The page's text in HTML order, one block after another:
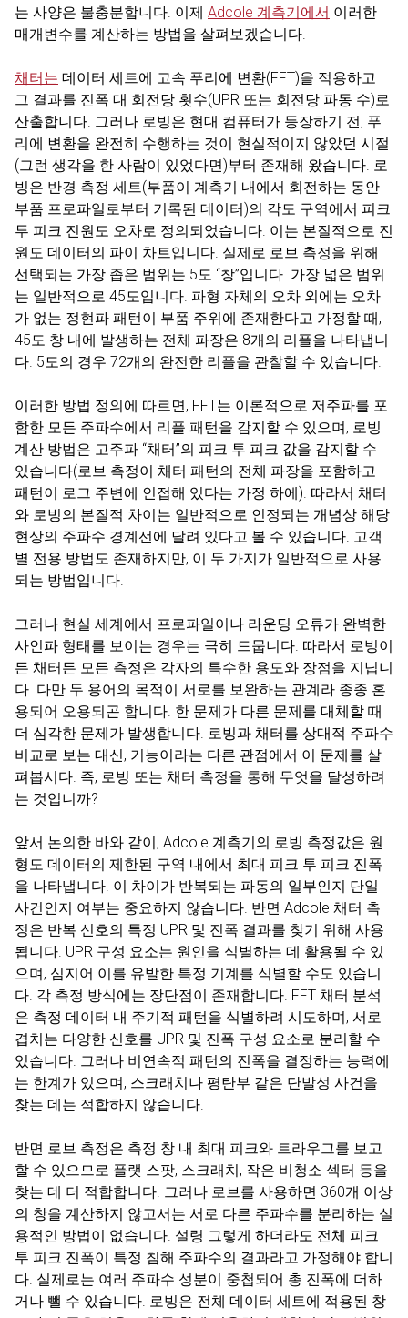
는 사양은 불충분합니다. 이제 Adcole 계측기에서 이러한
매개변수를 계산하는 방법을 살펴보겠습니다.
채터는 데이터 세트에 고속 푸리에 변환(FFT)을 적용하고
그 결과를 진폭 대 회전당 횟수(UPR 또는 회전당 파동 수)로
산출합니다. 그러나 로빙은 현대 컴퓨터가 등장하기 전, 푸
리에 변환을 완전히 수행하는 것이 현실적이지 않았던 시절
(그런 생각을 한 사람이 있었다면)부터 존재해 왔습니다. 로
빙은 반경 측정 세트(부품이 계측기 내에서 회전하는 동안
부품 프로파일로부터 기록된 데이터)의 각도 구역에서 피크
투 피크 진원도 오차로 정의되었습니다. 이는 본질적으로 진
원도 데이터의 파이 차트입니다. 실제로 로브 측정을 위해
선택되는 가장 좁은 범위는 5도 “창”입니다. 가장 넓은 범위
는 일반적으로 45도입니다. 파형 자체의 오차 외에는 오차
가 없는 정현파 패턴이 부품 주위에 존재한다고 가정할 때,
45도 창 내에 발생하는 전체 파장은 8개의 리플을 나타냅니
다. 5도의 경우 72개의 완전한 리플을 관찰할 수 있습니다.
이러한 방법 정의에 따르면, FFT는 이론적으로 저주파를 포
함한 모든 주파수에서 리플 패턴을 감지할 수 있으며, 로빙
계산 방법은 고주파 “채터”의 피크 투 피크 값을 감지할 수
있습니다(로브 측정이 채터 패턴의 전체 파장을 포함하고
패턴이 로그 주변에 인접해 있다는 가정 하에). 따라서 채터
와 로빙의 본질적 차이는 일반적으로 인정되는 개념상 해당
현상의 주파수 경계선에 달려 있다고 볼 수 있습니다. 고객
별 전용 방법도 존재하지만, 이 두 가지가 일반적으로 사용
되는 방법입니다.
그러나 현실 세계에서 프로파일이나 라운딩 오류가 완벽한
사인파 형태를 보이는 경우는 극히 드뭅니다. 따라서 로빙이
든 채터든 모든 측정은 각자의 특수한 용도와 장점을 지닙니
다. 다만 두 용어의 목적이 서로를 보완하는 관계라 종종 혼
용되어 오용되곤 합니다. 한 문제가 다른 문제를 대체할 때
더 심각한 문제가 발생합니다. 로빙과 채터를 상대적 주파수
비교로 보는 대신, 기능이라는 다른 관점에서 이 문제를 살
펴봅시다. 즉, 로빙 또는 채터 측정을 통해 무엇을 달성하려
는 것입니까?
앞서 논의한 바와 같이, Adcole 계측기의 로빙 측정값은 원
형도 데이터의 제한된 구역 내에서 최대 피크 투 피크 진폭
을 나타냅니다. 이 차이가 반복되는 파동의 일부인지 단일
사건인지 여부는 중요하지 않습니다. 반면 Adcole 채터 측
정은 반복 신호의 특정 UPR 및 진폭 결과를 찾기 위해 사용
됩니다. UPR 구성 요소는 원인을 식별하는 데 활용될 수 있
으며, 심지어 이를 유발한 특정 기계를 식별할 수도 있습니
다. 각 측정 방식에는 장단점이 존재합니다. FFT 채터 분석
은 측정 데이터 내 주기적 패턴을 식별하려 시도하며, 서로
겹치는 다양한 신호를 UPR 및 진폭 구성 요소로 분리할 수
있습니다. 그러나 비연속적 패턴의 진폭을 결정하는 능력에
는 한계가 있으며, 스크래치나 평탄부 같은 단발성 사건을
찾는 데는 적합하지 않습니다.
반면 로브 측정은 측정 창 내 최대 피크와 트라우그를 보고
할 수 있으므로 플랫 스팟, 스크래치, 작은 비청소 섹터 등을
찾는 데 더 적합합니다. 그러나 로브를 사용하면 360개 이상
의 창을 계산하지 않고서는 서로 다른 주파수를 분리하는 실
용적인 방법이 없습니다. 설령 그렇게 하더라도 전체 피크
투 피크 진폭이 특정 침해 주파수의 결과라고 가정해야 합니
다. 실제로는 여러 주파수 성분이 중첩되어 총 진폭에 더하
거나 뺄 수 있습니다. 로빙은 전체 데이터 세트에 적용된 창